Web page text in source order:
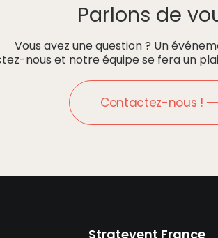
Parlons de
Vous avez une question ? Un
nous et notre équipe se fera un
Contactez-nous !
Stratevent France